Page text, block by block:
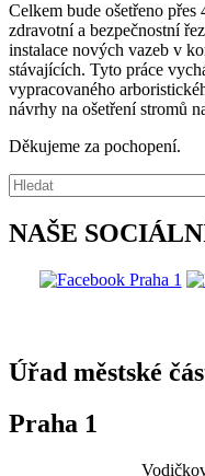
Celkem bude ošetřeno
zdravotní a bezpečnostní
instalace nových vazeb v
stávajících. Tyto práce
vypracovaného
návrhy na ošetření stromů
Děkujeme za pochopení.
Vyhledávání:
NAŠE
Úřad městské
Praha 1